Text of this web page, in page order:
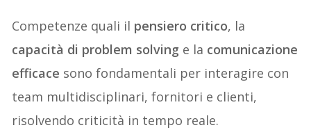
Competenze quali il pensiero critico, la
capacità di problem solving e la comunicazione
efficace sono fondamentali per interagire con
team multidisciplinari, fornitori e clienti,
risolvendo criticità in tempo reale.